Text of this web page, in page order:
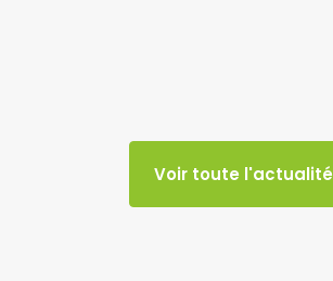
Voir toute l'actualité